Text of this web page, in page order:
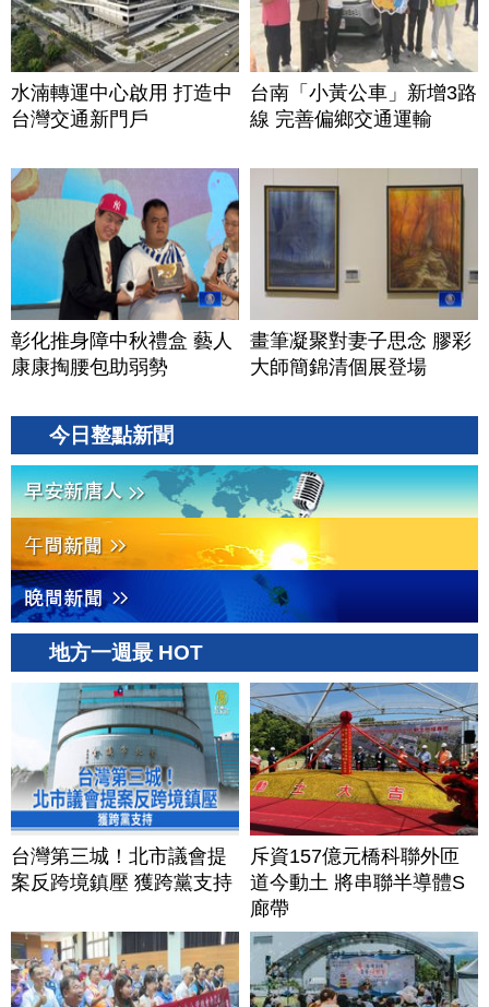
水湳轉運中心啟用 打造中
台灣交通新門戶
台南「小黃公車」新增3路
線 完善偏鄉交通運輸
彰化推身障中秋禮盒 藝人
康康掏腰包助弱勢
畫筆凝聚對妻子思念 膠彩
大師簡錦清個展登場
今日整點新聞
地方一週最 HOT
台灣第三城！北市議會提
案反跨境鎮壓 獲跨黨支持
斥資157億元橋科聯外匝
道今動土 將串聯半導體S
廊帶